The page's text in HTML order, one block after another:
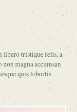
libero tristique felis, a
magna accumsan
quis lobortis